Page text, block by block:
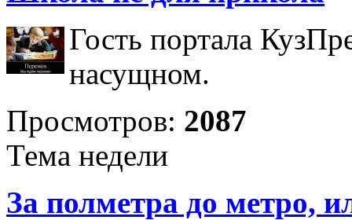
Гость портала
насущном.
Просмотров: 2087
Тема недели
За полметра до метро,